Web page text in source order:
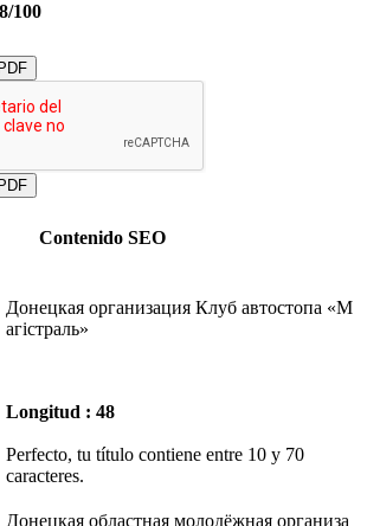
100
Contenido SEO
Донецкая организация Клуб автостопа «М
агістраль»
Longitud : 48
Perfecto, tu título contiene entre 10 y 70
caracteres.
Донецкая областная молодёжная организа